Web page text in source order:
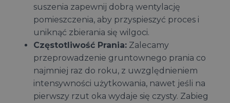
suszenia zapewnij dobrą wentylację
pomieszczenia, aby przyspieszyć proces i
uniknąć zbierania się wilgoci.
Częstotliwość Prania: Zalecamy
przeprowadzenie gruntownego prania co
najmniej raz do roku, z uwzględnieniem
intensywności użytkowania, nawet jeśli na
pierwszy rzut oka wydaje się czysty. Zabieg